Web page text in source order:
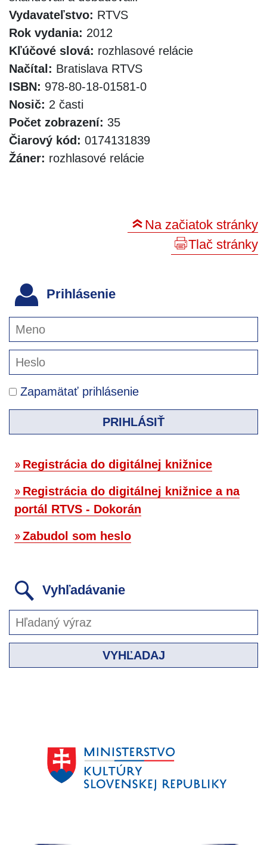
Vydavateľstvo: RTVS
Rok vydania: 2012
Kľúčové slová: rozhlasové relácie
Načítal: Bratislava RTVS
ISBN: 978-80-18-01581-0
Nosič: 2 časti
Počet zobrazení: 35
Čiarový kód: 0174131839
Žáner: rozhlasové relácie
Na začiatok stránky
Tlač stránky
Prihlásenie
Zapamätať prihlásenie
PRIHLÁSIŤ
Registrácia do digitálnej knižnice
Registrácia do digitálnej knižnice a na
portál RTVS - Dokorán
Zabudol som heslo
Vyhľadávanie
VYHĽADAJ